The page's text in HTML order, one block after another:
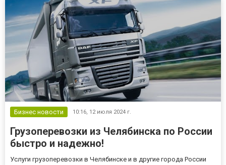
Черногории и...
Бизнес новости 10:16, 12 июля 2024 г.
Грузоперевозки из Челябинска по России
быстро и надежно!
Услуги грузоперевозки в Челябинске и в другие города России